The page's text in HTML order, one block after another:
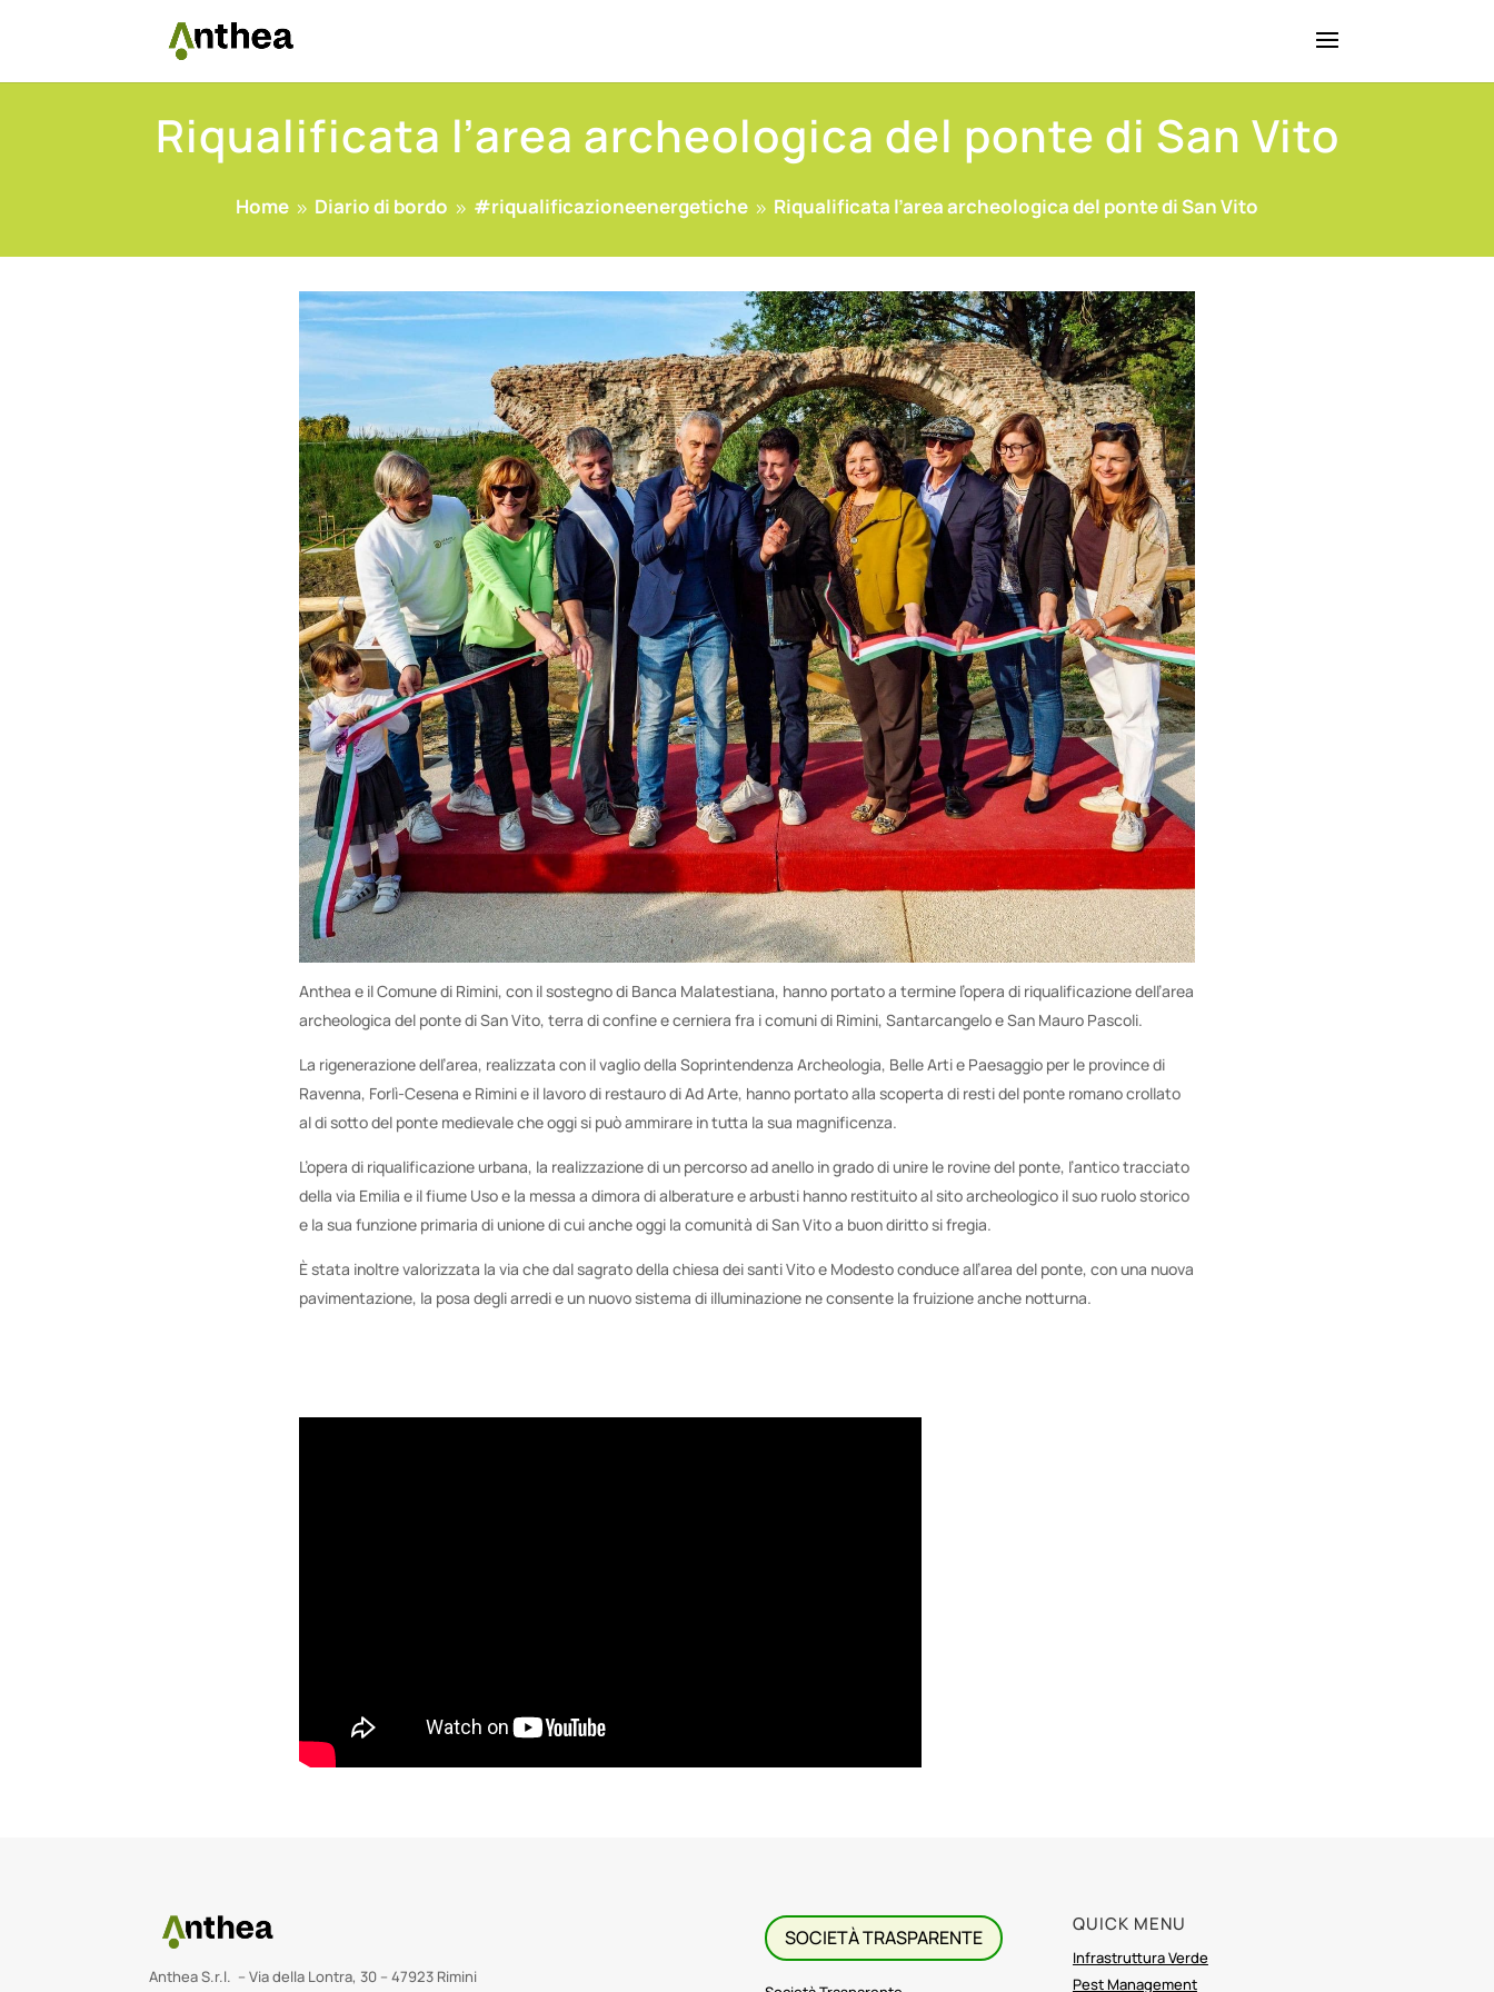
Riqualificata l’area archeologica del ponte di San Vito
Home 9 Diario di bordo 9 #riqualificazioneenergetiche 9 Riqualificata l’area archeologica del ponte di San Vito
Anthea e il Comune di Rimini, con il sostegno di Banca Malatestiana, hanno portato a termine l’opera di riqualificazione dell’area
archeologica del ponte di San Vito, terra di confine e cerniera fra i comuni di Rimini, Santarcangelo e San Mauro Pascoli.
La rigenerazione dell’area, realizzata con il vaglio della Soprintendenza Archeologia, Belle Arti e Paesaggio per le province di
Ravenna, Forlì-Cesena e Rimini e il lavoro di restauro di Ad Arte, hanno portato alla scoperta di resti del ponte romano crollato
al di sotto del ponte medievale che oggi si può ammirare in tutta la sua magnificenza.
L’opera di riqualificazione urbana, la realizzazione di un percorso ad anello in grado di unire le rovine del ponte, l’antico tracciato
della via Emilia e il fiume Uso e la messa a dimora di alberature e arbusti hanno restituito al sito archeologico il suo ruolo storico
e la sua funzione primaria di unione di cui anche oggi la comunità di San Vito a buon diritto si fregia.
È stata inoltre valorizzata la via che dal sagrato della chiesa dei santi Vito e Modesto conduce all’area del ponte, con una nuova
pavimentazione, la posa degli arredi e un nuovo sistema di illuminazione ne consente la fruizione anche notturna.
Anthea S.r.l. – Via della Lontra, 30 – 47923 Rimini
SOCIETÀ TRASPARENTE
QUICK MENU
Infrastruttura Verde
Pest Management